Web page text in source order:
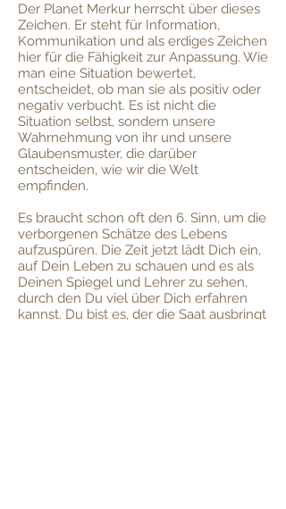
Der Planet Merkur herrscht über dieses
Zeichen. Er steht für Information,
Kommunikation und als erdiges Zeichen
hier für die Fähigkeit zur Anpassung. Wie
man eine Situation bewertet,
entscheidet, ob man sie als positiv oder
negativ verbucht. Es ist nicht die
Situation selbst, sondern unsere
Wahrnehmung von ihr und unsere
Glaubensmuster, die darüber
entscheiden, wie wir die Welt
empfinden.
Es braucht schon oft den 6. Sinn, um die
verborgenen Schätze des Lebens
aufzuspüren. Die Zeit jetzt lädt Dich ein,
auf Dein Leben zu schauen und es als
Deinen Spiegel und Lehrer zu sehen,
durch den Du viel über Dich erfahren
kannst. Du bist es, der die Saat ausbringt